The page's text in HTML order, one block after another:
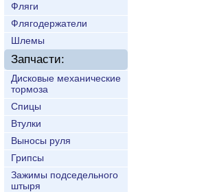
Фляги
Флягодержатели
Шлемы
Запчасти:
Дисковые механические
тормоза
Спицы
Втулки
Выносы руля
Грипсы
Зажимы подседельного
штыря